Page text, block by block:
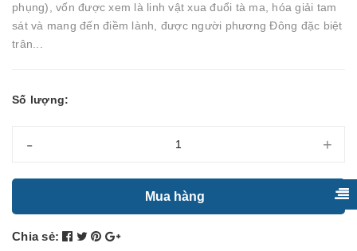
phụng), vốn được xem là linh vật xua đuổi tà ma, hóa giải tam
sát và mang đến điềm lành, được người phương Đông đặc biệt
trân...
Số lượng:
- +
Mua hàng
Chia sẻ: